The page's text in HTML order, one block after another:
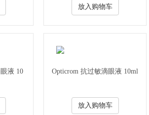
放入购物车
液 10
Opticrom 抗过敏滴眼液 10ml
放入购物车